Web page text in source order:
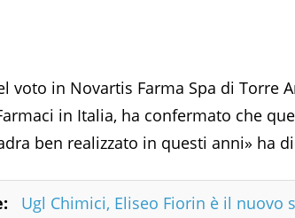
voto in Novartis Farma Spa di Torre
in Italia, ha confermato che
ben realizzato in questi anni» ha
Ugl Chimici, Eliseo Fiorin è il nuovo